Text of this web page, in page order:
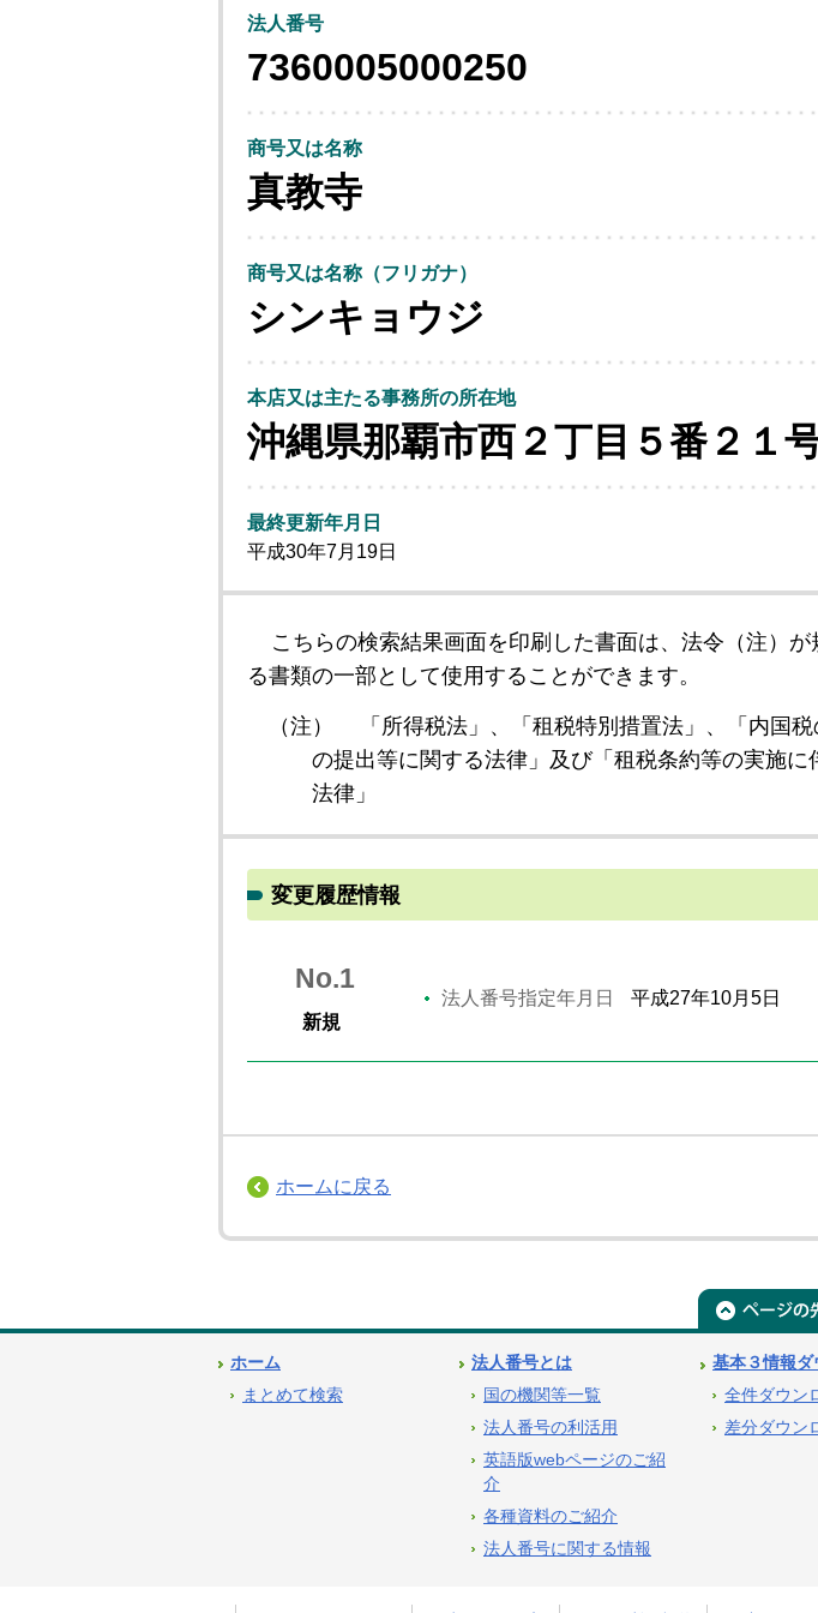
法人番号
7360005000250
商号又は名称
真教寺
商号又は名称（フリガナ）
シンキョウジ
本店又は主たる事務所の所在地
沖縄県那覇市西２丁目５番２１
最終更新年月日
平成30年7月19日
こちらの検索結果画面を印刷した書面は、法令（注）
る書類の一部として使用することができます。
（注）
「所得税法」、「租税特別措置法」、「内国
の提出等に関する法律」及び「租税条約等の実施
法律」
変更履歴情報
No.1
新規
法人番号指定年月日 平成27年10月5日
ホームに戻る
ホーム
まとめて検索
法人番号とは
国の機関等一覧
法人番号の利活用
英語版webページのご紹
介
各種資料のご紹介
法人番号に関する情報
基本３情報ダ
全件ダウン
差分ダウン